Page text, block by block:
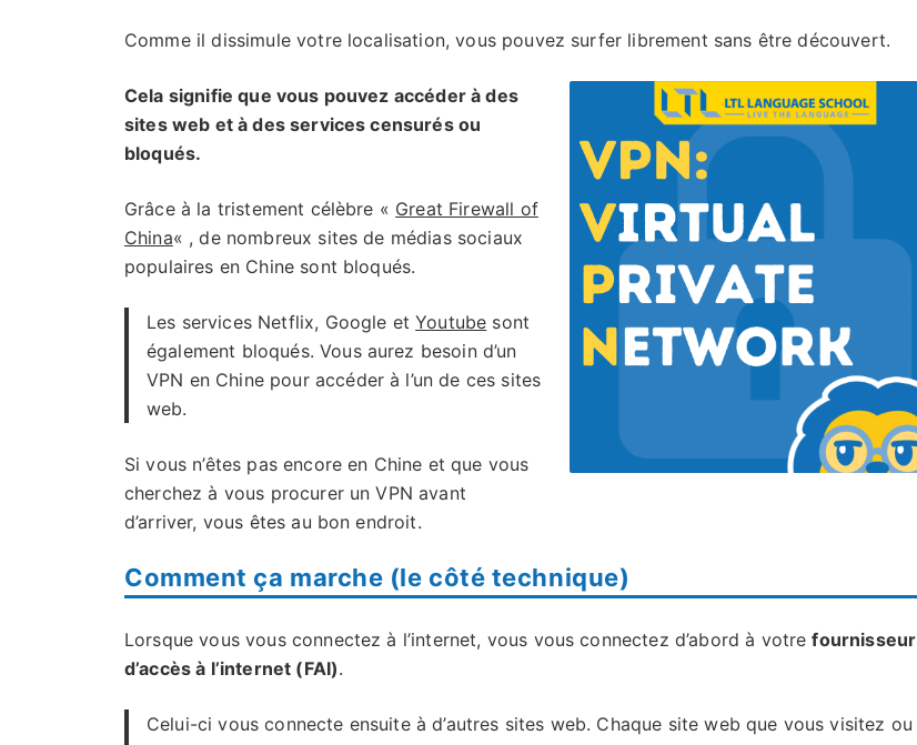
Comme il dissimule votre localisation, vous pouvez surfer librement sans être découvert.
Cela signifie que vous pouvez accéder à des
sites web et à des services censurés ou
bloqués.
Grâce à la tristement célèbre « Great Firewall of
China« , de nombreux sites de médias sociaux
populaires en Chine sont bloqués.
Les services Netflix, Google etYoutube sont
également bloqués. Vous aurez besoin d’un
VPN en Chine pour accéder à l’un de ces sites
web.
Si vous n’êtes pas encore en Chine et que vous
cherchez à vous procurer un VPN avant
d’arriver, vous êtes au bon endroit.
Comment ça marche (le côté technique)
Lorsque vous vous connectez à l’internet, vous vous connectez d’abord à votrefournisseur
d’accès à l’internet (FAI).
Celui-ci vous connecte ensuite à d’autres sites web. Chaque site web que vous visitez ou